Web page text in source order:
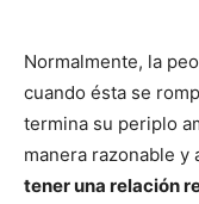
Normalmente, la
cuando ésta se
termina su periplo
manera razonable y
tener una relación